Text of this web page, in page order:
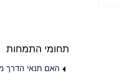
תחומי התמחות
האם תנאי הדרך